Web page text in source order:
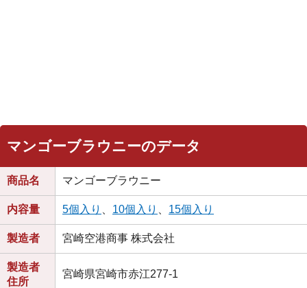
マンゴーブラウニーのデータ
商品名 マンゴーブラウニー
内容量 5個入り 10個入り 15個入り
製造者 宮崎空港商事 株式会社
製造者
住所
宮崎県宮崎市赤江277‐1